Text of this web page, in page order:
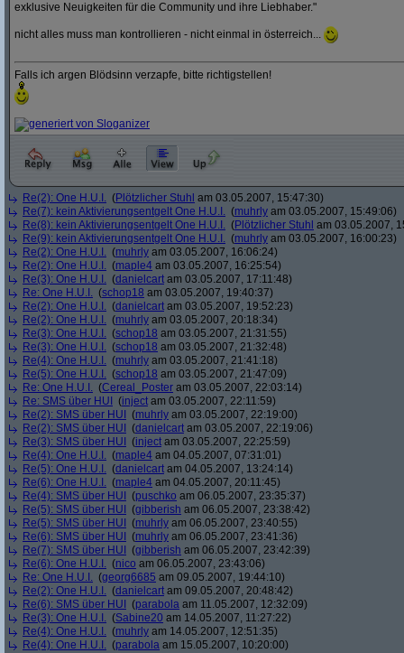
exklusive Neuigkeiten für die Community und ihre Liebhaber."
nicht alles muss man kontrollieren - nicht einmal in österreich...
Falls ich argen Blödsinn verzapfe, bitte richtigstellen!
Re(2): One H.U.I. (Plötzlicher Stuhl am 03.05.2007, 15:47:30)
Re(7): kein Aktivierungsentgelt One H.U.I. (muhrly am 03.05.2007, 15:49:06)
Re(8): kein Aktivierungsentgelt One H.U.I. (Plötzlicher Stuhl am 03.05.2007,
Re(9): kein Aktivierungsentgelt One H.U.I. (muhrly am 03.05.2007, 16:00:23)
Re(2): One H.U.I. (muhrly am 03.05.2007, 16:06:24)
Re(2): One H.U.I. (maple4 am 03.05.2007, 16:25:54)
Re(3): One H.U.I. (danielcart am 03.05.2007, 17:11:48)
Re: One H.U.I. (schop18 am 03.05.2007, 19:40:37)
Re(2): One H.U.I. (danielcart am 03.05.2007, 19:52:23)
Re(2): One H.U.I. (muhrly am 03.05.2007, 20:18:34)
Re(3): One H.U.I. (schop18 am 03.05.2007, 21:31:55)
Re(3): One H.U.I. (schop18 am 03.05.2007, 21:32:48)
Re(4): One H.U.I. (muhrly am 03.05.2007, 21:41:18)
Re(5): One H.U.I. (schop18 am 03.05.2007, 21:47:09)
Re: One H.U.I. (Cereal_Poster am 03.05.2007, 22:03:14)
Re: SMS über HUI
(inject am 03.05.2007, 22:11:59)
Re(2): SMS über HUI
(muhrly am 03.05.2007, 22:19:00)
Re(2): SMS über HUI
(danielcart am 03.05.2007, 22:19:06)
Re(3): SMS über HUI
(inject am 03.05.2007, 22:25:59)
Re(4): One H.U.I. (maple4 am 04.05.2007, 07:31:01)
Re(5): One H.U.I. (danielcart am 04.05.2007, 13:24:14)
Re(6): One H.U.I. (maple4 am 04.05.2007, 20:11:45)
Re(4): SMS über HUI
(puschko am 06.05.2007, 23:35:37)
Re(5): SMS über HUI
(gibberish am 06.05.2007, 23:38:42)
Re(5): SMS über HUI
(muhrly am 06.05.2007, 23:40:55)
Re(6): SMS über HUI
(muhrly am 06.05.2007, 23:41:36)
Re(7): SMS über HUI
(gibberish am 06.05.2007, 23:42:39)
Re(6): One H.U.I. (nico am 06.05.2007, 23:43:06)
Re: One H.U.I. (georg6685 am 09.05.2007, 19:44:10)
Re(2): One H.U.I. (danielcart am 09.05.2007, 20:48:42)
Re(6): SMS über HUI
(parabola am 11.05.2007, 12:32:09)
Re(3): One H.U.I. (Sabine20 am 14.05.2007, 11:27:22)
Re(4): One H.U.I. (muhrly am 14.05.2007, 12:51:35)
Re(4): One H.U.I. (parabola am 15.05.2007, 10:20:00)